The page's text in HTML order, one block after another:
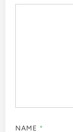
NAME *